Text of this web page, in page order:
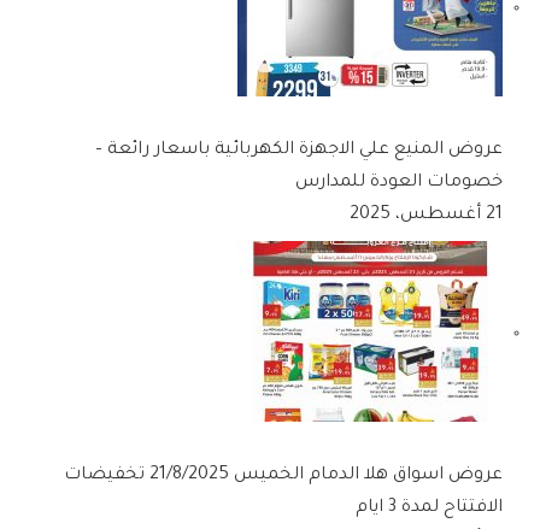
عروض المنيع علي الاجهزة الكهربائية باسعار رائعة –
خصومات العودة للمدارس
21 أغسطس، 2025
عروض اسواق هلا الدمام الخميس 21/8/2025 تخفيضات
الافتتاح لمدة 3 ايام